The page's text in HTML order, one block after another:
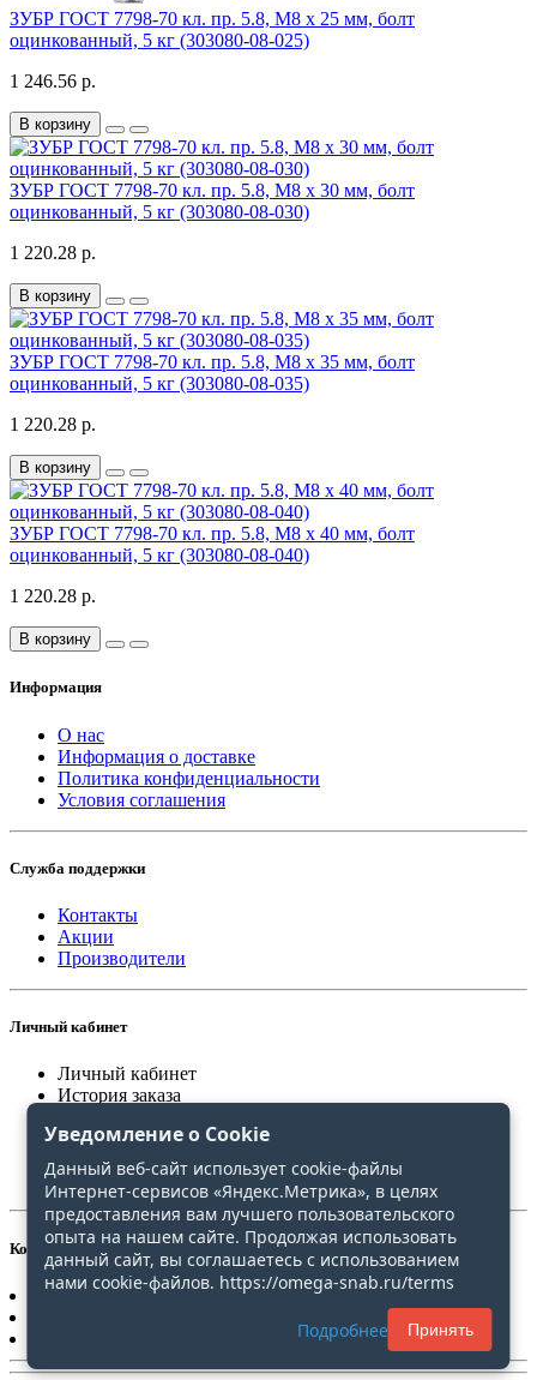
ЗУБР ГОСТ 7798-70 кл. пр. 5.8, M8 x 25 мм, болт
оцинкованный, 5 кг (303080-08-025)
1 246.56 р.
В корзину
ЗУБР ГОСТ 7798-70 кл. пр. 5.8, M8 x 30 мм, болт
оцинкованный, 5 кг (303080-08-030)
1 220.28 р.
В корзину
ЗУБР ГОСТ 7798-70 кл. пр. 5.8, M8 x 35 мм, болт
оцинкованный, 5 кг (303080-08-035)
1 220.28 р.
В корзину
ЗУБР ГОСТ 7798-70 кл. пр. 5.8, M8 x 40 мм, болт
оцинкованный, 5 кг (303080-08-040)
1 220.28 р.
В корзину
Информация
О нас
Информация о доставке
Политика конфиденциальности
Условия соглашения
Служба поддержки
Контакты
Акции
Производители
Личный кабинет
Личный кабинет
История заказа
Сравнение
Контакты
+7(4212)20-30-31
Уведомление о Cookie
Данный веб-сайт использует cookie-файлы
Интернет-сервисов «Яндекс.Метрика», в целях
предоставления вам лучшего пользовательского
опыта на нашем сайте. Продолжая использовать
данный сайт, вы соглашаетесь с использованием
нами cookie-файлов. https://omega-snab.ru/terms
Подробнее Принять